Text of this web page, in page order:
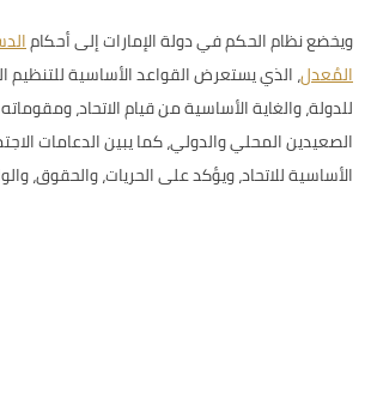
ويخضع نظام الحكم في دولة الإمارات إلى أحكام
المُعدل، الذي يستعرض القواعد الأساسية
للدولة، والغاية الأساسية من قيام الاتحاد،
الصعيدين المحلي والدولي، كما يبين الدعامات
الأساسية للاتحاد، ويؤكد على الحريات، والحقوق،